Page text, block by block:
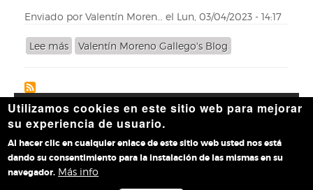
de
Enviado por Valentín Moren… el Lun, 03/04/2023 - 14:17
Lee mássobre
el
bibliotecario
de
los
ingresos
Valentín Moreno Gallego's Blog
Accesibilidad|Aviso legal |Política de privacidad |Política
de cookies|Contacto
Utilizamos cookies en este sitio web para mejorar
su experiencia de usuario.
Al hacer clic en cualquier enlace de este sitio web usted nos está
dando su consentimiento para la instalación de las mismas en su
navegador. Más info